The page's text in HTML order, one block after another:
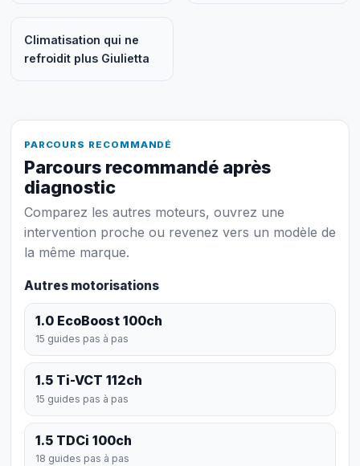
Climatisation qui ne
refroidit plus Giulietta
PARCOURS RECOMMANDÉ
Parcours recommandé après
diagnostic
Comparez les autres moteurs, ouvrez une
intervention proche ou revenez vers un modèle de
la même marque.
Autres motorisations
1.0 EcoBoost 100ch
15 guides pas à pas
1.5 Ti-VCT 112ch
15 guides pas à pas
1.5 TDCi 100ch
18 guides pas à pas